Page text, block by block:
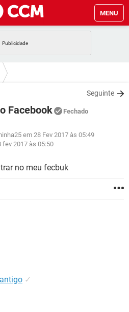
MENU
GMAIL
GMAIL
WHATSAPP
EXCEL
WHATSAPP
EXCEL
WHATSAPP
Seguinte
Facebook Fechado
em 28 Fev 2017 às 05:49
fev 2017 às 05:50
no meu fecbuk
✓